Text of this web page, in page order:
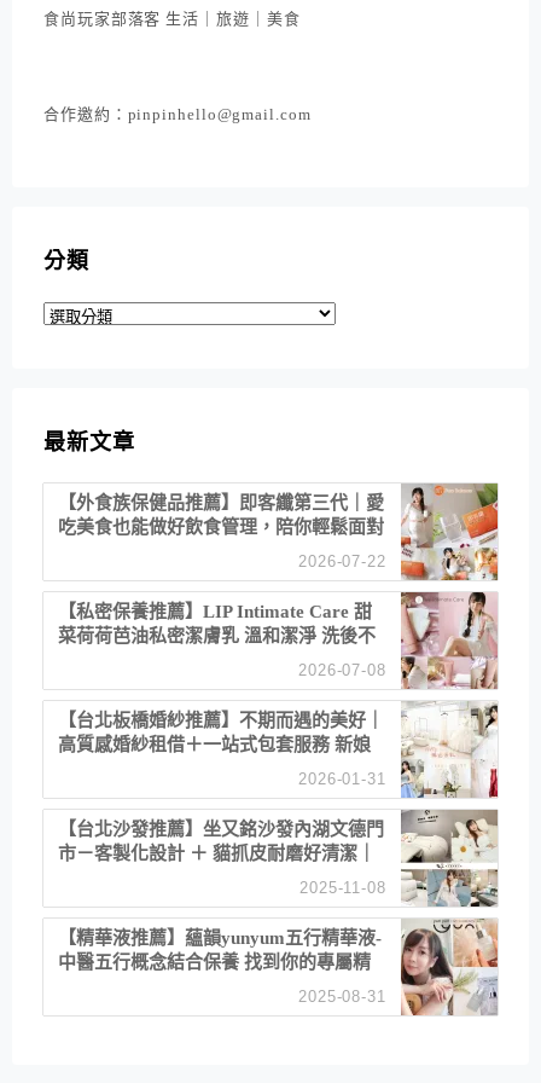
食尚玩家部落客 生活｜旅遊｜美食
合作邀約：pinpinhello@gmail.com
分類
分
最新文章
【外食族保健品推薦】即客纖第三代｜愛
吃美食也能做好飲食管理，陪你輕鬆面對
2026-07-22
【私密保養推薦】LIP Intimate Care 甜
菜荷荷芭油私密潔膚乳 溫和潔淨 洗後不
2026-07-08
【台北板橋婚紗推薦】不期而遇的美好｜
高質感婚紗租借＋一站式包套服務 新娘
2026-01-31
【台北沙發推薦】坐又銘沙發內湖文德門
市－客製化設計 ＋ 貓抓皮耐磨好清潔｜
直營直銷、價格透明 高CP值打造夢想
2025-11-08
【精華液推薦】蘊韻yunyum五行精華液-
中醫五行概念結合保養 找到你的專屬精
華！ 水㊀土㊀就選「潤・賦精華」維持
2025-08-31